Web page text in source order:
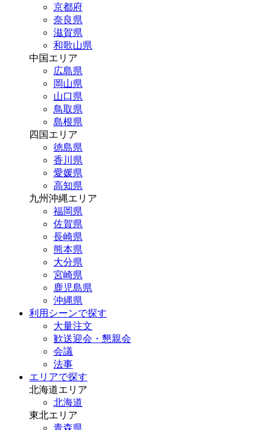
京都府
奈良県
滋賀県
和歌山県
中国エリア
広島県
岡山県
山口県
鳥取県
島根県
四国エリア
徳島県
香川県
愛媛県
高知県
九州沖縄エリア
福岡県
佐賀県
長崎県
熊本県
大分県
宮崎県
鹿児島県
沖縄県
利用シーンで探す
大量注文
歓送迎会・懇親会
会議
法事
エリアで探す
北海道エリア
北海道
東北エリア
青森県